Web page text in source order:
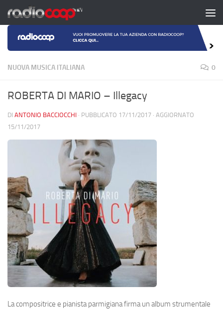
Salta al contenuto
NUOVA MUSICA ITALIANA 0
ROBERTA DI MARIO – Illegacy
DI ANTONIO BACCIOCCHI · PUBBLICATO 17/11/2017 · AGGIORNATO
15/11/2017
La compositrice e pianista parmigiana firma un album strumentale